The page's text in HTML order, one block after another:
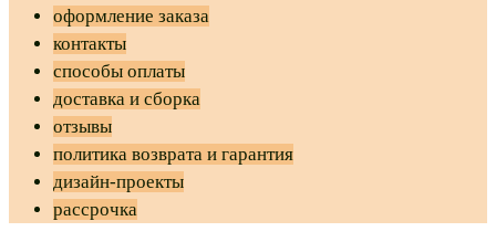
оформление заказа
контакты
способы оплаты
доставка и сборка
отзывы
политика возврата и гарантия
дизайн-проекты
рассрочка